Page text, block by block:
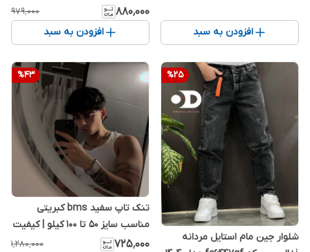
افزودن به سبد
۸۸۰٬۰۰۰ ۹۷۹٬۰۰۰
افزودن به سبد
%25
شلوار جین مام استایل مردانه
%43
تنک تاپ سفید bms کبریتی
مناسب سایز 50 تا 100 کیلو | کیفیت
عالی
۷۲۵٬۰۰۰ ۱٬۲۸۰٬۰۰۰